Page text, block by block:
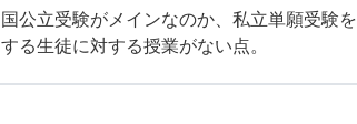
国公立受験がメインなのか、私立単願受験を
する生徒に対する授業がない点。